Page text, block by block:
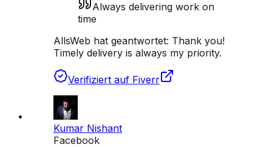
Always delivering work on
time
AllsWeb hat geantwortet: Thank you!
Timely delivery is always my priority.
Verifiziert auf Fiverr
Kumar Nishant
Facebook